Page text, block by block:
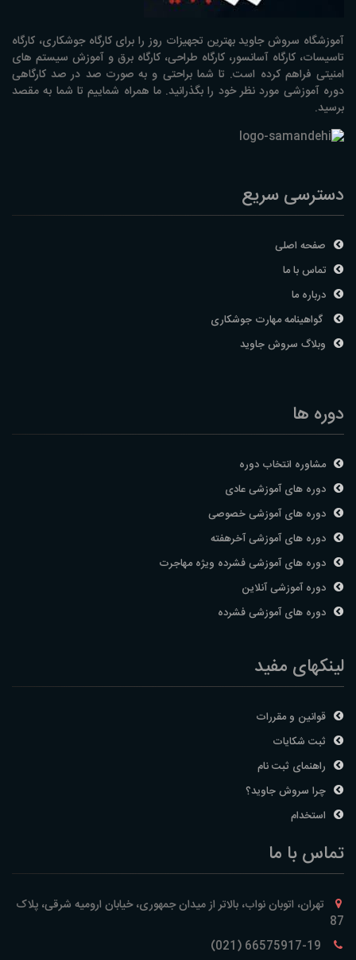
آموزشگاه سروش جاوید بهترین تجهیزات روز را برای کارگاه جوشکاری، کارگاه
تاسیسات، کارگاه آسانسور، کارگاه طراحی، کارگاه برق و آموزش سیستم های
امنیتی فراهم کرده است. تا شما براحتی و به صورت صد در صد کارگاهی
دوره آموزشی مورد نظر خود را بگذرانید. ما همراه شماییم تا شما به مقصد
برسید.
دسترسی سریع
صفحه اصلی
تماس با ما
درباره ما
گواهینامه مهارت جوشکاری
وبلاگ سروش جاوید
دوره ها
مشاوره انتخاب دوره
دوره های آموزشی عادی
دوره های آموزشی خصوصی
دوره های آموزشی آخرهفته
دوره های آموزشی فشرده ویژه مهاجرت
دوره آموزشی آنلاین
دوره های آموزشی فشرده
لینکهای مفید
قوانین و مقررات
ثبت شکایات
راهنمای ثبت نام
چرا سروش جاوید؟
استخدام
تماس با ما
تهران، اتوبان نواب، بالاتر از میدان جمهوری، خیابان ارومیه شرقی، پلاک
87